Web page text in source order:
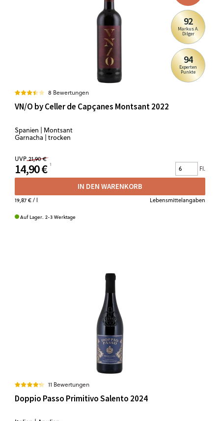
92
Markus A.
Dilger
94
Experten
Punkte
8 Bewertungen
VN/O by Celler de Capçanes Montsant 2022
Spanien | Montsant
Garnacha | trocken
UVP 21,90 €
14,90 € Fl.
IN DEN WARENKORB
19,87 €/ l Lebensmittelangaben
Auf Lager. 2-3 Werktage
11 Bewertungen
Doppio Passo Primitivo Salento 2024